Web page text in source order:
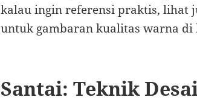
kalau ingin referensi praktis, lihat
untuk gambaran kualitas warna di
Santai: Teknik